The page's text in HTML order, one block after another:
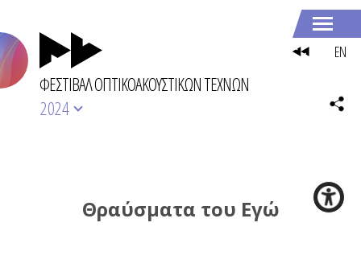
ΦΕΣΤΙΒΑΛ ΟΠΤΙΚΟΑΚΟΥΣΤΙΚΩΝ ΤΕΧΝΩΝ
2024
Θραύσματα του Εγώ
EN